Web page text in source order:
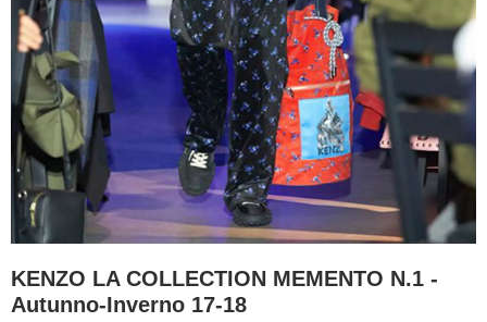
KENZO LA COLLECTION MEMENTO N.1 -
Autunno-Inverno 17-18